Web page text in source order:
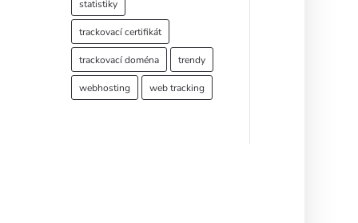
statistiky
trackovací certifikát
trackovací doména trendy
webhosting web tracking